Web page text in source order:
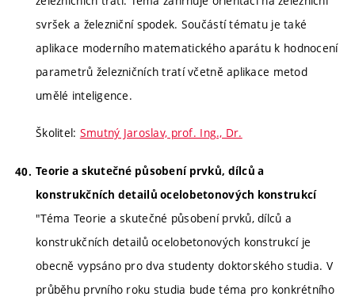
svršek a železniční spodek. Součástí tématu je také
aplikace moderního matematického aparátu k hodnocení
parametrů železničních tratí včetně aplikace metod
umělé inteligence.
Školitel: Smutný Jaroslav, prof. Ing., Dr.
Teorie a skutečné působení prvků, dílců a
konstrukčních detailů ocelobetonových konstrukcí
"Téma Teorie a skutečné působení prvků, dílců a
konstrukčních detailů ocelobetonových konstrukcí je
obecně vypsáno pro dva studenty doktorského studia. V
průběhu prvního roku studia bude téma pro konkrétního